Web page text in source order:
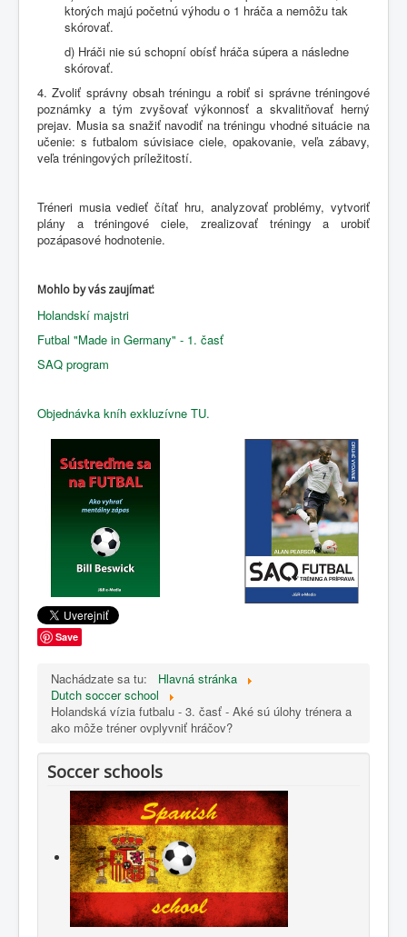
ktorých majú početnú výhodu o 1 hráča a nemôžu tak
skórovať.
d) Hráči nie sú schopní obísť hráča súpera a následne
skórovať.
4. Zvoliť správny obsah tréningu a robiť si správne tréningové
poznámky a tým zvyšovať výkonnosť a skvalitňovať herný
prejav. Musia sa snažiť navodiť na tréningu vhodné situácie na
učenie: s futbalom súvisiace ciele, opakovanie, veľa zábavy,
veľa tréningových príležitostí.
Tréneri musia vedieť čítať hru, analyzovať problémy, vytvoriť
plány a tréningové ciele, zrealizovať tréningy a urobiť
pozápasové hodnotenie.
Mohlo by vás zaujímať:
Holandskí majstri
Futbal "Made in Germany" - 1. časť
SAQ program
Objednávka kníh exkluzívne TU.
Save
Nachádzate sa tu:
Hlavná stránka
Dutch soccer school
Holandská vízia futbalu - 3. časť - Aké sú úlohy trénera a
ako môže tréner ovplyvniť hráčov?
Soccer schools